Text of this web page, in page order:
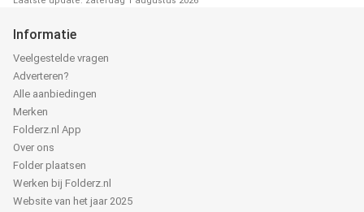
Informatie
Veelgestelde vragen
Adverteren?
Alle aanbiedingen
Merken
Folderz.nl App
Over ons
Folder plaatsen
Werken bij Folderz.nl
Website van het jaar 2025